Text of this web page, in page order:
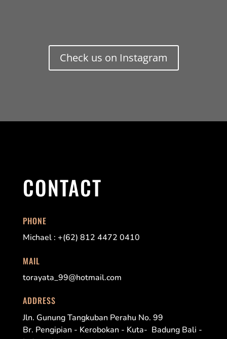
Check us on Instagram
CONTACT
PHONE
Michael : +(62) 812 4472 0410
MAIL
torayata_99@hotmail.com
ADDRESS
Jln. Gunung Tangkuban Perahu No. 99
Br. Pengipian - Kerobokan - Kuta- Badung Bali -